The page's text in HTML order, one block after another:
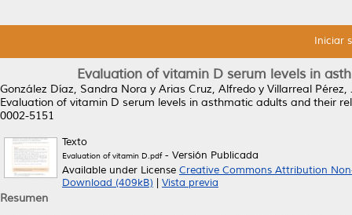
Iniciar
Evaluation of vitamin D serum levels in
González Díaz, Sandra Nora y Arias Cruz, Alfredo y Villarreal Pérez,
Evaluation of vitamin D serum levels in asthmatic adults and their
0002-5151
Texto
Evaluation of vitamin D.pdf- Versión Publicada
Available under License Creative Commons Attribution
Download (409kB)
Vista previa
Resumen